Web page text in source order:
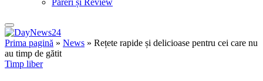
Păreri și Review
Prima pagină » News » Rețete rapide și delicioase pentru cei care nu
au timp de gătit
Timp liber